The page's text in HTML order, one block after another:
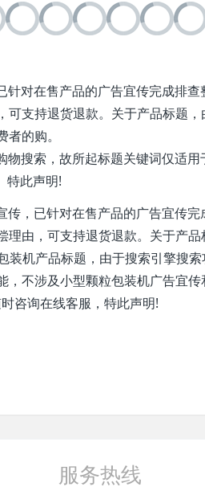
对在售产品的广告宜传完成排查
支持退货退款。关于产品标题，
的购。
搜索，故所起标题关键词仅适用
特此声明!
，已针对在售产品的广告宜传完
由，可支持退货退款。关于产品
装机产品标题，由于搜索引擎搜
不涉及小型颗粒包装机广告宜传
咨询在线客服，特此声明!
服务热线